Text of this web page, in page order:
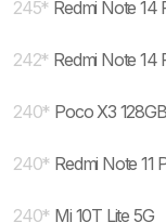
245* Redmi Note 14
242* Redmi Note 14
240* Poco X3 128GB
240* Redmi Note 11
240* Mi 10T Lite 5G